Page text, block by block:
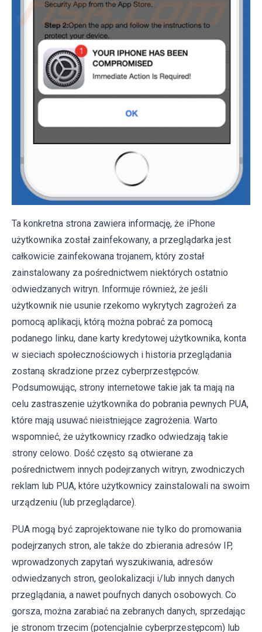
Ta konkretna strona zawiera informację, że iPhone
użytkownika został zainfekowany, a przeglądarka jest
całkowicie zainfekowana trojanem, który został
zainstalowany za pośrednictwem niektórych ostatnio
odwiedzanych witryn. Informuje również, że jeśli
użytkownik nie usunie rzekomo wykrytych zagrożeń za
pomocą aplikacji, którą można pobrać za pomocą
podanego linku, dane karty kredytowej użytkownika, konta
w sieciach społecznościowych i historia przeglądania
zostaną skradzione przez cyberprzestępców.
Podsumowując, strony internetowe takie jak ta mają na
celu zastraszenie użytkownika do pobrania pewnych PUA,
które mają usuwać nieistniejące zagrożenia. Warto
wspomnieć, że użytkownicy rzadko odwiedzają takie
strony celowo. Dość często są otwierane za
pośrednictwem innych podejrzanych witryn, zwodniczych
reklam lub PUA, które użytkownicy zainstalowali na swoim
urządzeniu (lub przeglądarce).
PUA mogą być zaprojektowane nie tylko do promowania
podejrzanych stron, ale także do zbierania adresów IP,
wprowadzonych zapytań wyszukiwania, adresów
odwiedzanych stron, geolokalizacji i/lub innych danych
przeglądania, a nawet poufnych danych osobowych. Co
gorsza, można zarabiać na zebranych danych, sprzedając
je stronom trzecim (potencjalnie cyberprzestępcom) lub